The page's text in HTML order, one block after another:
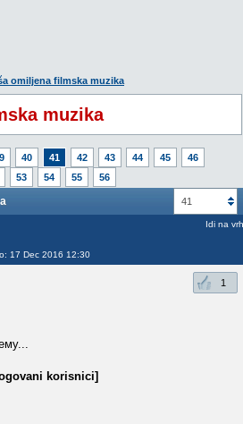
omiljena filmska muzika
muzika
40 41 42 43 44 45
46
53 54 55 56
41
17 Dec 2016 12:30
Idi na vrh
1
korisnici]